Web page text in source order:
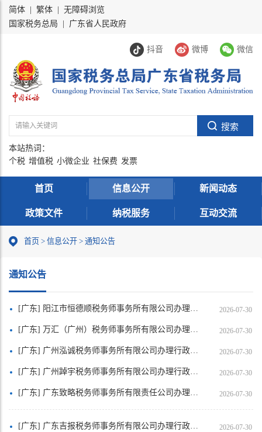
简体 繁体
无障碍浏览
国家税务总局
广东省人民政府
抖音 微博 微信
本站热词：
个税 增值税 小微企业 社保费 发票
首页 信息公开 新闻动态
政策文件 纳税服务 互动交流
首页 > 信息公开 > 通知公告
通知公告
[广东] 阳江市恒德顺税务师事务所有限公司办理行政登记基本情况的公示 2026-07-30
[广东] 万汇（广州）税务师事务所有限公司办理行政登记基本情况的公示 2026-07-30
[广东] 广州泓诚税务师事务所有限公司办理行政登记基本情况的公示 2026-07-30
[广东] 广州踔宇税务师事务所有限公司办理行政登记基本情况的公示 2026-07-30
[广东] 广东致略税务师事务所有限责任公司办理行政登记基本情况的公示 2026-07-30
[广东] 广东吉报税务师事务所有限公司办理行政登记基本情况的公示 2026-07-30